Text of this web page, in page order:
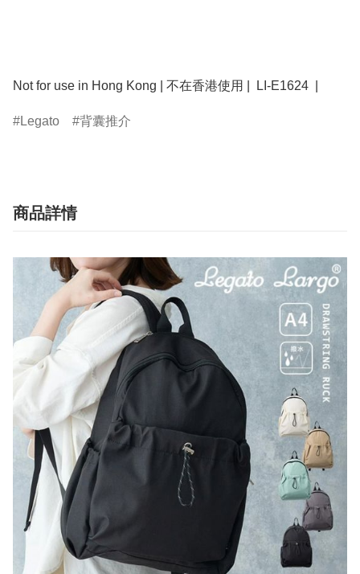
Not for use in Hong Kong | 不在香港使用 |  LI-E1624  |
Legato 背囊推介
商品詳情